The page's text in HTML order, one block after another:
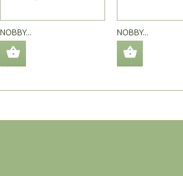
NOBBY... NOBBY...